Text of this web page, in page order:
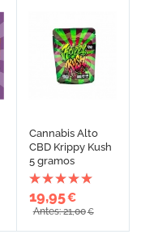
Cannabis Alto
CBD Krippy Kush
5 gramos
19,95€
Antes: 21,00€